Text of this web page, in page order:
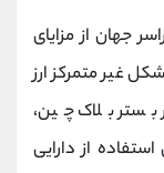
جهان از مزایای
غیر متمرکز ارز
بستر بلاک چین،
از دارایی